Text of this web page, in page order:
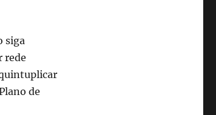
siga
rede
de